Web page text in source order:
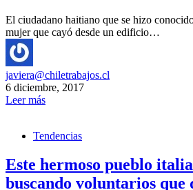
El ciudadano haitiano que se hizo
mujer que cayó desde un edificio…
javiera@chiletrabajos.cl
6 diciembre, 2017
Leer más
Tendencias
Este hermoso pueblo
buscando voluntarios